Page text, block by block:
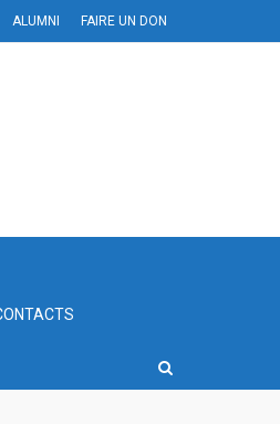
ALUMNI FAIRE UN DON